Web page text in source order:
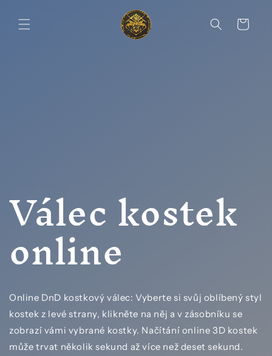
obsahu
Košík
Válec kostek
online
Online DnD kostkový válec: Vyberte si svůj oblíbený styl
kostek z levé strany, klikněte na něj a v zásobníku se
zobrazí vámi vybrané kostky. Načítání online 3D kostek
může trvat několik sekund až více než deset sekund.